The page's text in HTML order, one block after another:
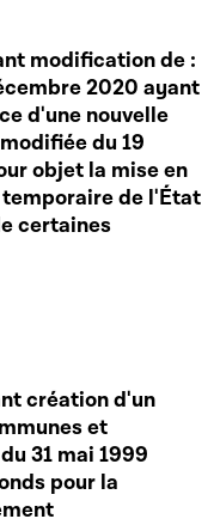
modification de :
2020 ayant
d'une nouvelle
du 19
objet la mise en
de l'État
certaines
création d'un
et
31 mai 1999
pour la